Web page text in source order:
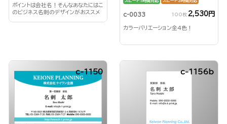
ポイントは会社名！そんなあなたにはこ
のビジネス名刺のデザインがおススメ
c-0033 100枚 2,530円
カラーバリエーション全4色！
c-1150 c-1156b